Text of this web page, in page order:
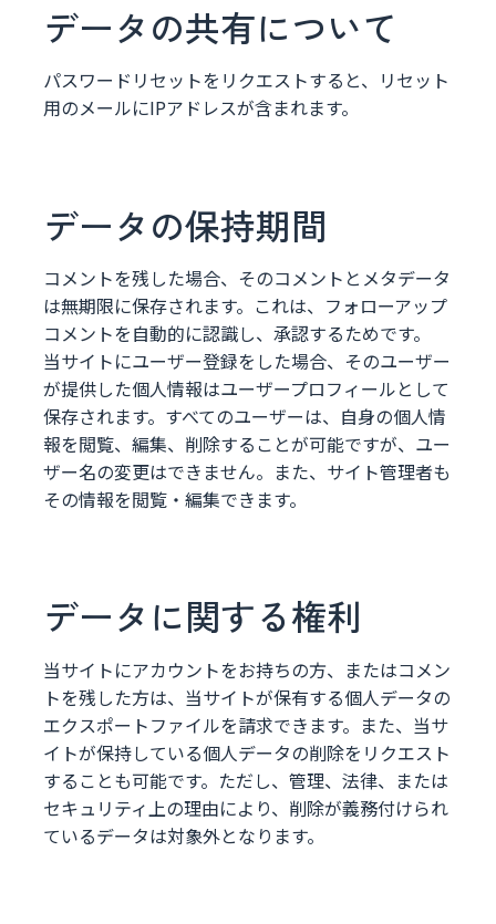
データの共有について
パスワードリセットをリクエストすると、リセット
用のメールにIPアドレスが含まれます。
データの保持期間
コメントを残した場合、そのコメントとメタデータ
は無期限に保存されます。これは、フォローアップ
コメントを自動的に認識し、承認するためです。
当サイトにユーザー登録をした場合、そのユーザー
が提供した個人情報はユーザープロフィールとして
保存されます。すべてのユーザーは、自身の個人情
報を閲覧、編集、削除することが可能ですが、ユー
ザー名の変更はできません。また、サイト管理者も
その情報を閲覧・編集できます。
データに関する権利
当サイトにアカウントをお持ちの方、またはコメン
トを残した方は、当サイトが保有する個人データの
エクスポートファイルを請求できます。また、当サ
イトが保持している個人データの削除をリクエスト
することも可能です。ただし、管理、法律、または
セキュリティ上の理由により、削除が義務付けられ
ているデータは対象外となります。